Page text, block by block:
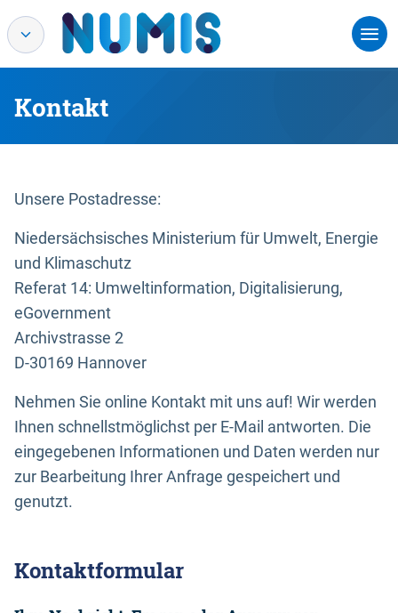
Kontakt
Unsere Postadresse:
Niedersächsisches Ministerium für Umwelt, Energie
und Klimaschutz
Referat 14: Umweltinformation, Digitalisierung,
eGovernment
Archivstrasse 2
D-30169 Hannover
Nehmen Sie online Kontakt mit uns auf! Wir werden
Ihnen schnellstmöglichst per E-Mail antworten. Die
eingegebenen Informationen und Daten werden nur
zur Bearbeitung Ihrer Anfrage gespeichert und
genutzt.
Kontaktformular